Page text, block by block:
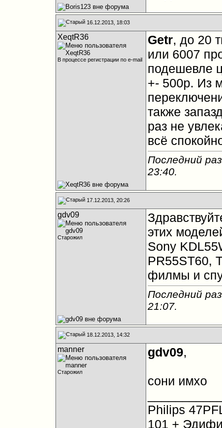
16.12.2013, 18:03
XeqtR36
В процессе регистрации по e-mail
Getr, до 20
или 6007
подешевле
+- 500р. Из
также
раз не
всё
Последний
23:40.
17.12.2013, 20:26
gdv09
Старожил
этих
Sony
PR55ST60,
филмы и
Последний
21:07.
18.12.2013, 14:32
manner
Старожил
gdv09,
сони имхо
Philips
101 +